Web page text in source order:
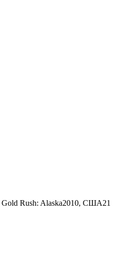
Gold Rush: Alaska2010, США21